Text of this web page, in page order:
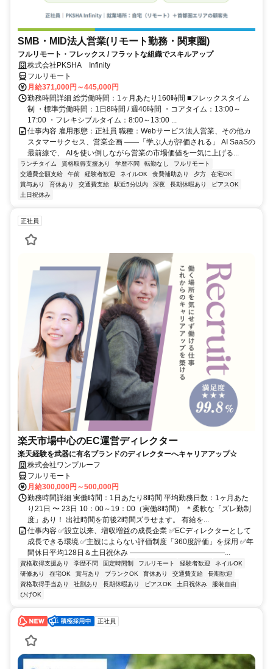
SMB・MID法人営業(リモート勤務・関東圏)
フルリモート・フレックス / フラットな組織でスキルアップ
株式会社PKSHA Infinity
フルリモート
月給371,000円～445,000円
勤務時間詳細 総労働時間：1ヶ月あたり160時間 ■フレックスタイム
制 ・標準労働時間：1日8時間 / 週40時間 ・コアタイム：13:00～
17:00 ・フレキシブルタイム：8:00～13:00 ...
仕事内容 雇用形態：正社員 職種：Webサービス法人営業、その他カ
スタマーサクセス、営業企画 ――「学ぶ人が評価される」 AI SaaSの
最前線で、 AIを使い倒しながら営業の市場価値を一気に上げる...
ランチタイム 資格取得支援あり 学歴不問 転勤なし
フルリモート
交通費全額支給
午前 経験者歓迎 ネイルOK 食費補助あり 夕方
在宅OK
賞与あり
育休あり 交通費支給 駅近5分以内 深夜 長期休暇あり
ピアスOK
土日祝休み
正社員
楽天市場中心のEC運営ディレクター
楽天経験を武器に有名ブランドのディレクターへキャリアアップ☆
株式会社ワンプルーフ
フルリモート
月給300,000円～500,000円
勤務時間詳細 実働時間：1日あたり8時間 平均勤務日数：1ヶ月あた
り21日 〜 23日 10：00～19：00（実働8時間） ＊柔軟な「ズレ勤制
度」あり！ 出社時間を前後2時間ズラせます。 有給を...
仕事内容 ✅設立以来、増収増益の成長企業 ✅ECディレクターとして
成長できる環境 ✅主観によらない評価制度「360度評価」を採用 ✅年
間休日平均128日＆土日祝休み ―――――――――――――...
資格取得支援あり 学歴不問 固定時間制 フルリモート 経験者歓迎
ネイルOK
研修あり
在宅OK 賞与あり ブランクOK 育休あり 交通費支給
長期歓迎
資格取得手当あり
社割あり 長期休暇あり ピアスOK 土日祝休み
服装自由
ひげOK
正社員